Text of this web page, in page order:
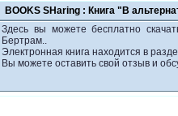
BOOKS SHaring : Книга "В
Здесь вы можете бесплатно
Бертрам..
Электронная книга находится в
Вы можете оставить свой отзыв и